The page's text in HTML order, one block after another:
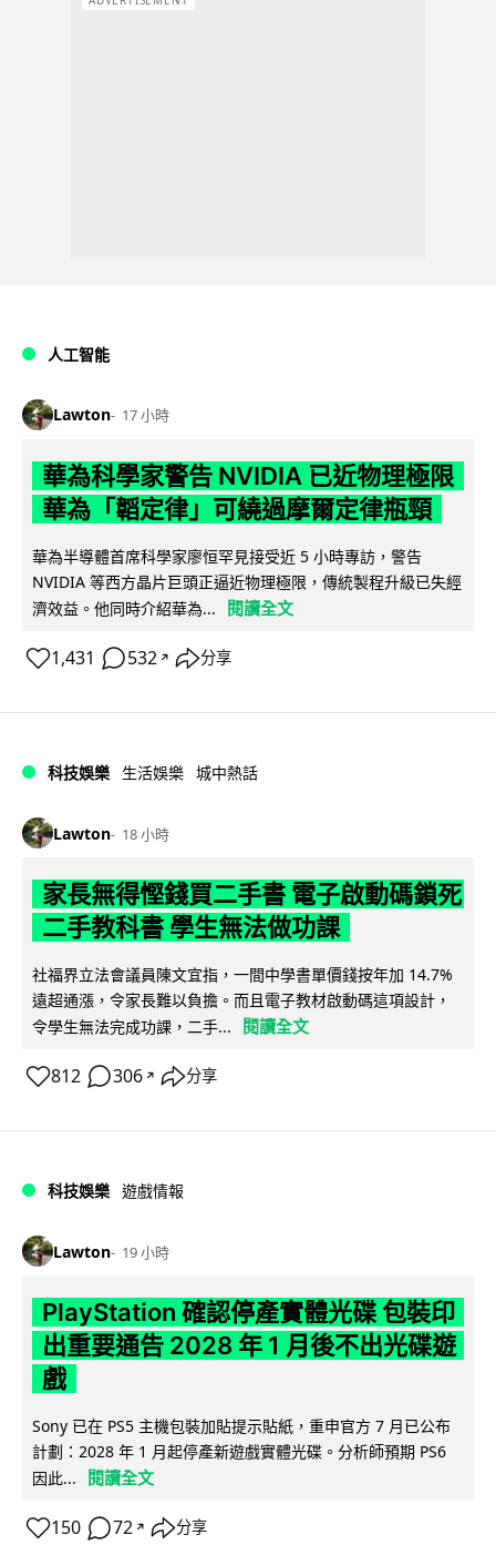
人工智能
Lawton 17 小時
華為科學家警告 NVIDIA 已近物理極限
華為「韜定律」可繞過摩爾定律瓶頸
華為半導體首席科學家廖恒罕見接受近 5 小時專訪，警告
NVIDIA 等西方晶片巨頭正逼近物理極限，傳統製程升級已失經
濟效益。他同時介紹華為...
閱讀全文
1,431 532 ↗ 分享
科技娛樂 生活娛樂 城中熱話
Lawton 18 小時
家長無得慳錢買二手書 電子啟動碼鎖死
二手教科書 學生無法做功課
社福界立法會議員陳文宜指，一間中學書單價錢按年加 14.7%
遠超通漲，令家長難以負擔。而且電子教材啟動碼這項設計，
令學生無法完成功課，二手...
閱讀全文
812 306 ↗ 分享
科技娛樂 遊戲情報
Lawton 19 小時
PlayStation 確認停產實體光碟 包裝印
出重要通告 2028 年 1 月後不出光碟遊
戲
Sony 已在 PS5 主機包裝加貼提示貼紙，重申官方 7 月已公布
計劃：2028 年 1 月起停產新遊戲實體光碟。分析師預期 PS6
因此...
閱讀全文
150 72 ↗ 分享